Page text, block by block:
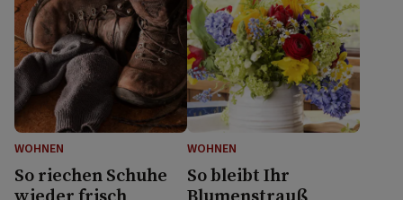
WOHNEN
So riechen Schuhe
WOHNEN
So bleibt Ihr